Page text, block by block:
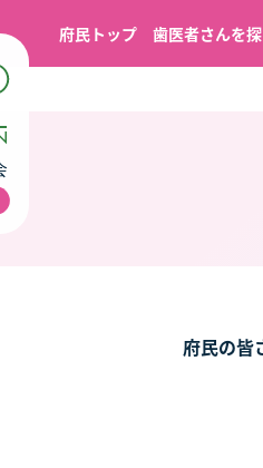
府民トップ 歯医者さんを
府民の皆